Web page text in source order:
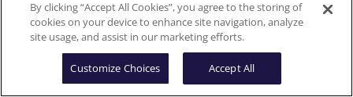
De temps à autre, nos fournisseurs de services
peuvent avoir accès aux informations que vous
soumettez via les sites Encore afin de fournir des
services opérationnels ou d’autres services
By clicking “Accept All Cookies”, you agree to the storing of
cookies on your device to enhance site navigation, analyze
site usage, and assist in our marketing efforts.
Customize Choices Accept All